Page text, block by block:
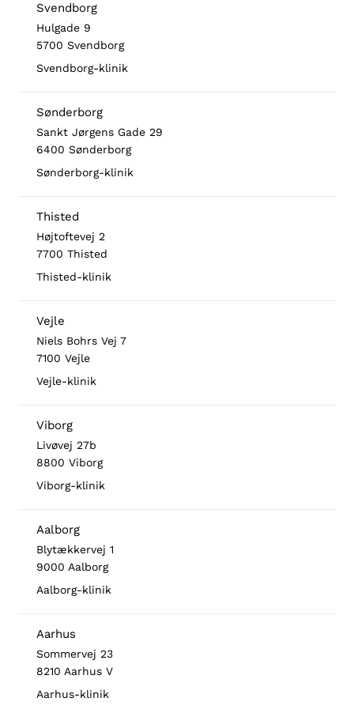
Svendborg
Hulgade 9
5700 Svendborg
Svendborg-klinik
Sønderborg
Sankt Jørgens Gade 29
6400 Sønderborg
Sønderborg-klinik
Thisted
Højtoftevej 2
7700 Thisted
Thisted-klinik
Vejle
Niels Bohrs Vej 7
7100 Vejle
Vejle-klinik
Viborg
Livøvej 27b
8800 Viborg
Viborg-klinik
Aalborg
Blytækkervej 1
9000 Aalborg
Aalborg-klinik
Aarhus
Sommervej 23
8210 Aarhus V
Aarhus-klinik